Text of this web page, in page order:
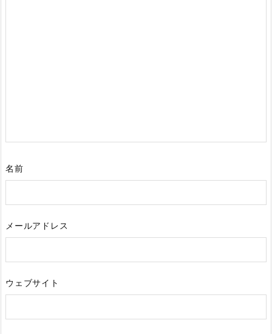
名前
メールアドレス
ウェブサイト